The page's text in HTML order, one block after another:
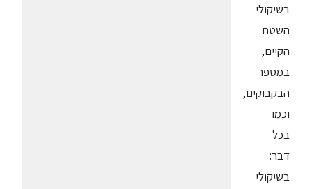
בשיקולי
השטח
הקיים,
במספר
הבקבוקים,
וכמו
בכל
דבר:
בשיקולי